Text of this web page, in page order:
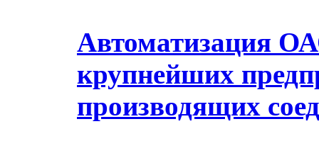
Автоматизация
крупнейших
производящих